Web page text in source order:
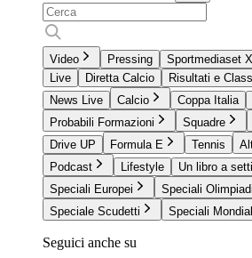
Video Pressing Sportmediaset
Live
Diretta Calcio
Risultati e
News Live
Calcio Coppa Italia
Probabili Formazioni
Squadre
Drive UP
Formula E Tennis
Podcast
Lifestyle
Un libro a
Speciali Europei
Speciali Olimpiadi
Speciale Scudetti
Speciali
Seguici anche su